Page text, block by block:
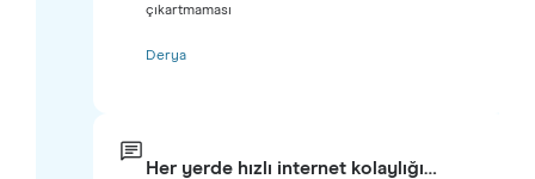
çıkartmaması
Derya
Her yerde hızlı internet kolaylığı…